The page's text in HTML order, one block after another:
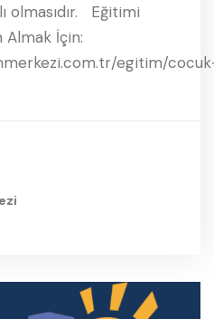
olmasıdır. Eğitimi
Almak İçin:
egitim/